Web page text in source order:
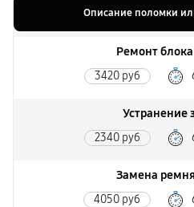
Описание поломки
Ремонт
3420 руб
Устранение
2340 руб
Замена
4050 руб